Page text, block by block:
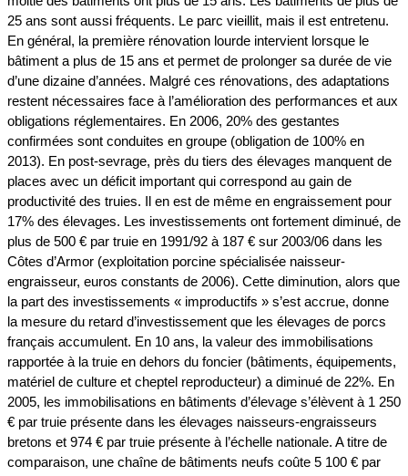
25 ans sont aussi fréquents. Le parc vieillit, mais il est entretenu.
En général, la première rénovation lourde intervient lorsque le
bâtiment a plus de 15 ans et permet de prolonger sa durée de vie
d’une dizaine d’années. Malgré ces rénovations, des adaptations
restent nécessaires face à l’amélioration des performances et aux
obligations réglementaires. En 2006, 20% des gestantes
confirmées sont conduites en groupe (obligation de 100% en
2013). En post-sevrage, près du tiers des élevages manquent de
places avec un déficit important qui correspond au gain de
productivité des truies. Il en est de même en engraissement pour
17% des élevages. Les investissements ont fortement diminué, de
plus de 500 € par truie en 1991/92 à 187 € sur 2003/06 dans les
Côtes d’Armor (exploitation porcine spécialisée naisseur-
engraisseur, euros constants de 2006). Cette diminution, alors que
la part des investissements « improductifs » s’est accrue, donne
la mesure du retard d’investissement que les élevages de porcs
français accumulent. En 10 ans, la valeur des immobilisations
rapportée à la truie en dehors du foncier (bâtiments, équipements,
matériel de culture et cheptel reproducteur) a diminué de 22%. En
2005, les immobilisations en bâtiments d’élevage s’élèvent à 1 250
€ par truie présente dans les élevages naisseurs-engraisseurs
bretons et 974 € par truie présente à l’échelle nationale. A titre de
comparaison, une chaîne de bâtiments neufs coûte 5 100 € par